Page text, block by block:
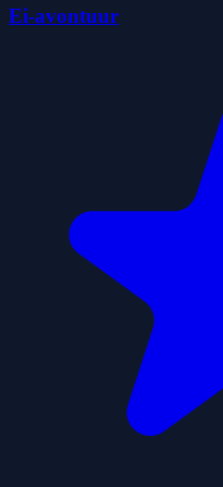
Ei-avontuur